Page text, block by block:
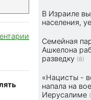
В Израиле
населения,
Семейная
Ашкелона
разведку (8)
«Нацисты -
напала на
Иерусалиме